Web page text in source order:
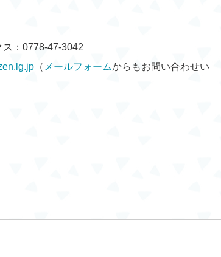
：0778-47-3042
（ メールフォームからもお問い合わせい